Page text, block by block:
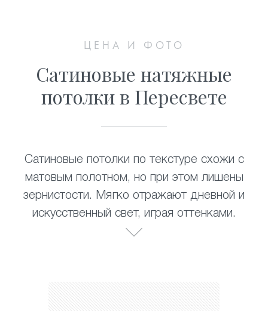
ЦЕНА И ФОТО
Сатиновые натяжные
потолки в Пересвете
Сатиновые потолки по текстуре схожи с
матовым полотном, но при этом лишены
зернистости. Мягко отражают дневной и
искусственный свет, играя оттенками.